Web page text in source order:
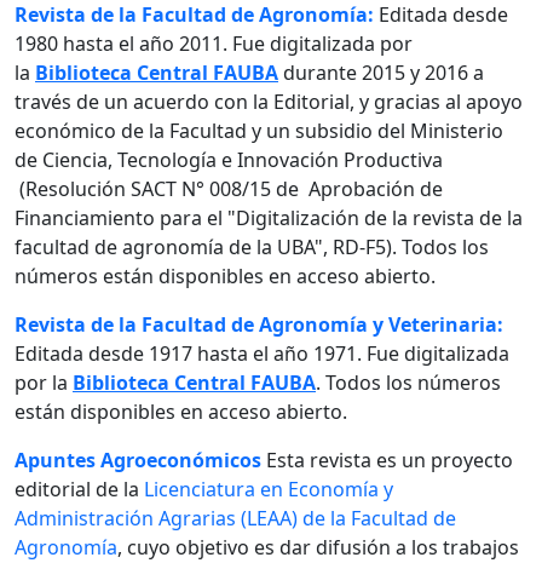
Revista de la Facultad de Agronomía: Editada desde
1980 hasta el año 2011. Fue digitalizada por
la Biblioteca Central FAUBAdurante 2015 y 2016 a
través de un acuerdo con la Editorial, y gracias al apoyo
económico de la Facultad y un subsidio del Ministerio
de Ciencia, Tecnología e Innovación Productiva
(Resolución SACT N° 008/15 de Aprobación de
Financiamiento para el "Digitalización de la revista de la
facultad de agronomía de la UBA", RD-F5). Todos los
números están disponibles en acceso abierto.
Revista de la Facultad de Agronomía y Veterinaria:
Editada desde 1917 hasta el año 1971. Fue digitalizada
por la Biblioteca Central FAUBA. Todos los números
están disponibles en acceso abierto.
Apuntes Agroeconómicos Esta revista es un proyecto
editorial de la Licenciatura en Economía y
Administración Agrarias (LEAA) de la Facultad de
Agronomía, cuyo objetivo es dar difusión a los trabajos